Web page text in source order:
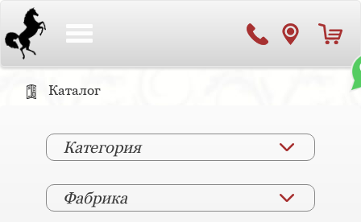
Каталог
Категория
Фабрика